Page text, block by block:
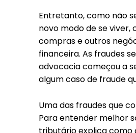
Entretanto, como não
novo modo de se viver,
compras e outros
financeira. As fraudes
advocacia começou a
algum caso de fraude
Uma das fraudes que
Para entender melhor
tributário explica como